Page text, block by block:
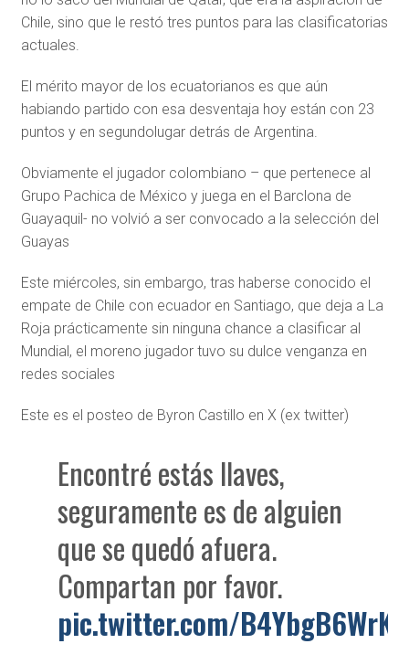
Chile, sino que le restó tres puntos para las clasificatorias
actuales.
El mérito mayor de los ecuatorianos es que aún
habiando partido con esa desventaja hoy están con 23
puntos y en segundolugar detrás de Argentina.
Obviamente el jugador colombiano – que pertenece al
Grupo Pachica de México y juega en el Barclona de
Guayaquil- no volvió a ser convocado a la selección del
Guayas
Este miércoles, sin embargo, tras haberse conocido el
empate de Chile con ecuador en Santiago, que deja a La
Roja prácticamente sin ninguna chance a clasificar al
Mundial, el moreno jugador tuvo su dulce venganza en
redes sociales
Este es el posteo de Byron Castillo en X (ex twitter)
Encontré estás llaves,
seguramente es de alguien
que se quedó afuera.
Compartan por favor.
pic.twitter.com/B4YbgB6WrK